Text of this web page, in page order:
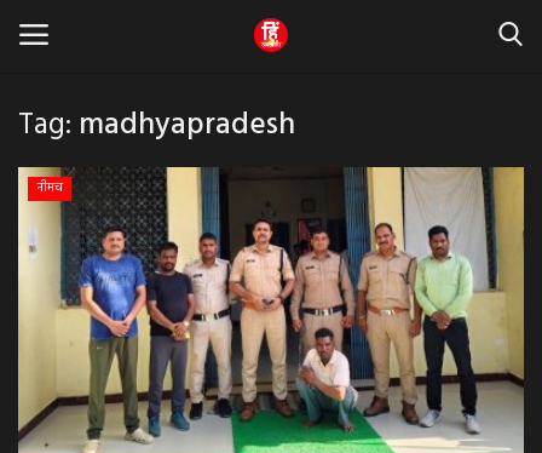
Home
धर्म & ज्योतिष
बड़ी खबर
मध्यप्रदेश
राजस्थान
Tag: madhyapradesh
नीमच